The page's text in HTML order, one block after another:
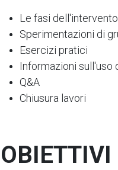
Le fasi
Sperimentazioni di
Esercizi pratici
Informazioni sull'uso
Q&A
Chiusura lavori